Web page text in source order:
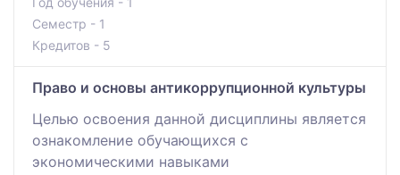
Семестр - 1
Кредитов - 5
Право и основы антикоррупционной культуры
Целью освоения данной дисциплины является
ознакомление обучающихся с
экономическими навыками